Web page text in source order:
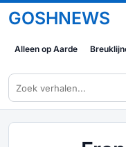
GOSHNEWS
Alleen op Aarde